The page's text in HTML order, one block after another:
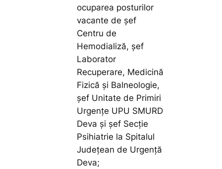
ocuparea posturilor
vacante de şef
Centru de
Hemodializă, șef
Laborator
Recuperare, Medicină
Fizică și Balneologie,
șef Unitate de Primiri
Urgențe UPU SMURD
Deva și şef Secţie
Psihiatrie la Spitalul
Județean de Urgență
Deva;